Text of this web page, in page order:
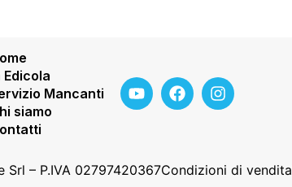
Edicola
Mancanti
siamo
– P.IVA 02797420367Condizioni di vendita